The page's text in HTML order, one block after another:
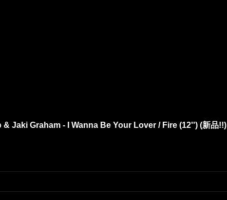
Jaki Graham - I Wanna Be Your Lover / Fire (12'') (新品!!)